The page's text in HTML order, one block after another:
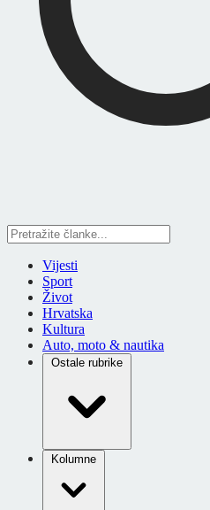
Vijesti
Sport
Život
Hrvatska
Kultura
Auto, moto & nautika
Ostale rubrike
Kolumne